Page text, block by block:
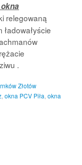
relegowaną
.
Złotów
okna PCV Piła okna